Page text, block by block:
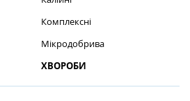
Комплексні
Мікродобрива
ХВОРОБИ